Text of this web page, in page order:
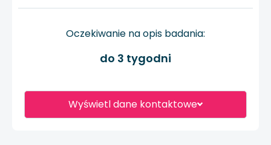
Wyświetl dane kontaktowe
Oczekiwanie na opis badania:
do 3 tygodni